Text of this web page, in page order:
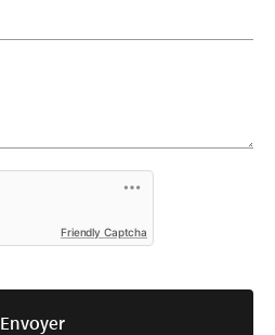
Friendly Captcha
Envoyer